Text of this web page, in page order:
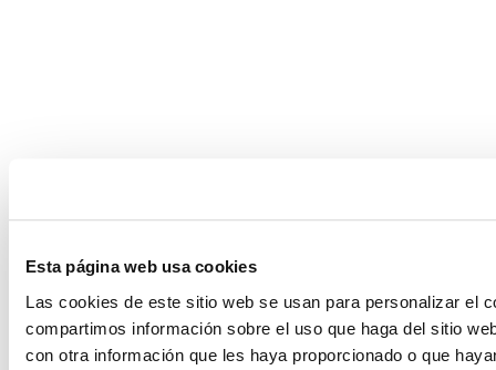
Esta página web usa cookies
Las cookies de este sitio web se usan para personalizar el
compartimos información sobre el uso que haga del sitio
con otra información que les haya proporcionado o que